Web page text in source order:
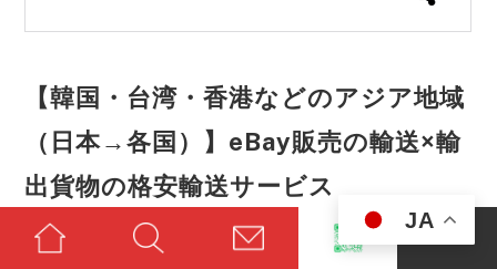
【韓国・台湾・香港などのアジア地域
（日本→各国）】eBay販売の輸送×輸
出貨物の格安輸送サービス
JA